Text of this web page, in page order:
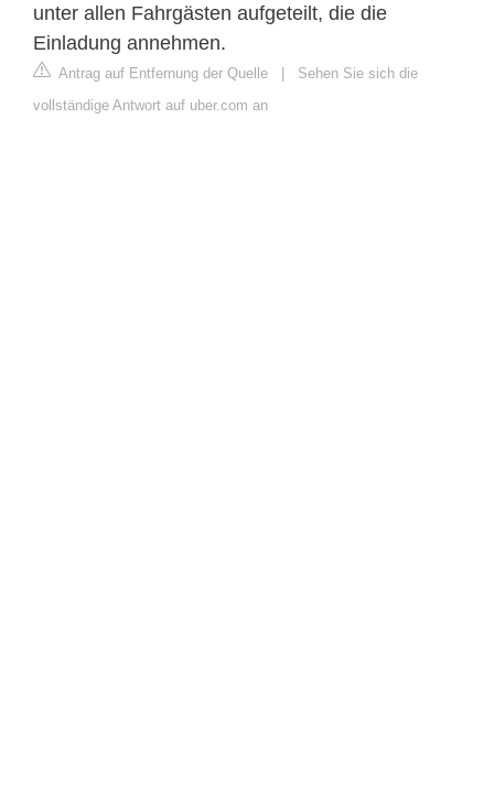
unter allen Fahrgästen aufgeteilt, die die
Einladung annehmen.
Antrag auf Entfernung der Quelle | Sehen Sie sich die
vollständige Antwort auf uber.com an